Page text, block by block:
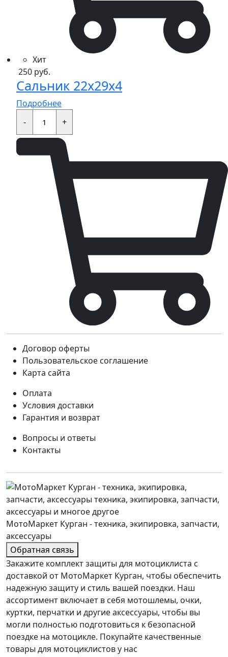
Хит
250 руб.
Сальник 22x29x4
Подробнее
-
Сальник
22x29x4+
Договор оферты
Пользовательское соглашение
Карта сайта
Оплата
Условия доставки
Гарантия и возврат
Вопросы и ответы
Контакты
МотоМаркет Курган - техника, экипировка, запчасти,
аксессуары
Обратная связь
Закажите комплект защиты для мотоциклиста с
доставкой от МотоМаркет Курган, чтобы обеспечить
надежную защиту и стиль вашей поездки. Наш
ассортимент включает в себя мотошлемы, очки,
куртки, перчатки и другие аксессуары, чтобы вы
могли полностью подготовиться к безопасной
поездке на мотоцикле. Покупайте качественные
товары для мотоциклистов у нас